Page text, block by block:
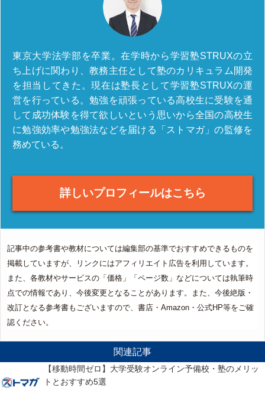
東京大学法学部を卒業。在学時から学習塾STRUXの立
ち上げに関わり、教務主任として塾のカリキュラム開発
を担当してきた。現在は塾長として学習塾STRUXの運
営を行っている。勉強を頑張っている高校生に受験を通
して成功体験を得て欲しいという思いから全国の高校生
に勉強効率や勉強法などを届ける「ストマガ」の監修を
務めている。
詳しいプロフィールはこちら
記事中の参考書や教材については編集部の基準でおすすめできるものを
掲載していますが、リンクにはアフィリエイト広告を利用しています。
また、各教材やサービスの「価格」「ページ数」などについては執筆時
点での情報であり、今後変更となることがあります。また、今後絶版・
改訂となる参考書もございますので、書店・Amazon・公式HP等をご確
認ください。
関連記事
【移動時間ゼロ】大学受験オンライン予備校・塾のメリッ
トとおすすめ5選